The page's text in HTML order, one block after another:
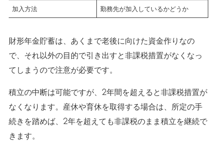
加入方法 勤務先が加入しているかどうか
財形年金貯蓄は、あくまで老後に向けた資金作りなの
で、それ以外の目的で引き出すと非課税措置がなくなっ
てしまうので注意が必要です。
積立の中断は可能ですが、2年間を超えると非課税措置が
なくなります。産休や育休を取得する場合は、所定の手
続きを踏めば、2年を超えても非課税のまま積立を継続で
きます。